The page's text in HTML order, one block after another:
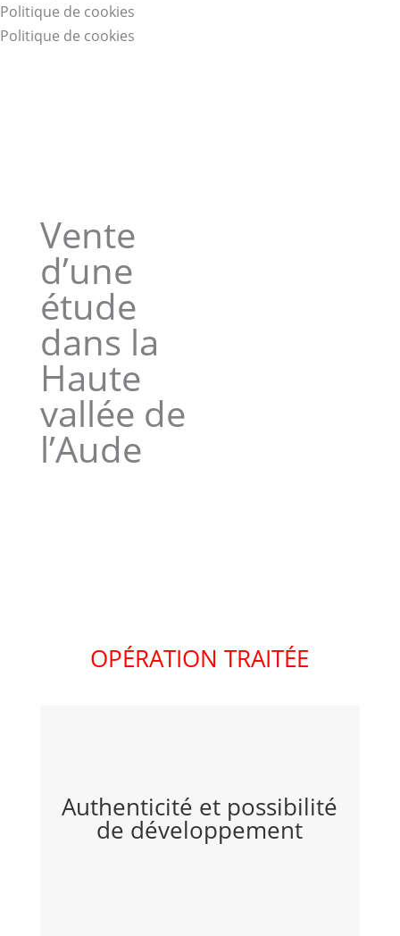
Politique de cookies
Politique de cookies
Vente
d’une
étude
dans la
Haute
vallée de
l’Aude
OPÉRATION TRAITÉE
​Authenticité et possibilité
de développement